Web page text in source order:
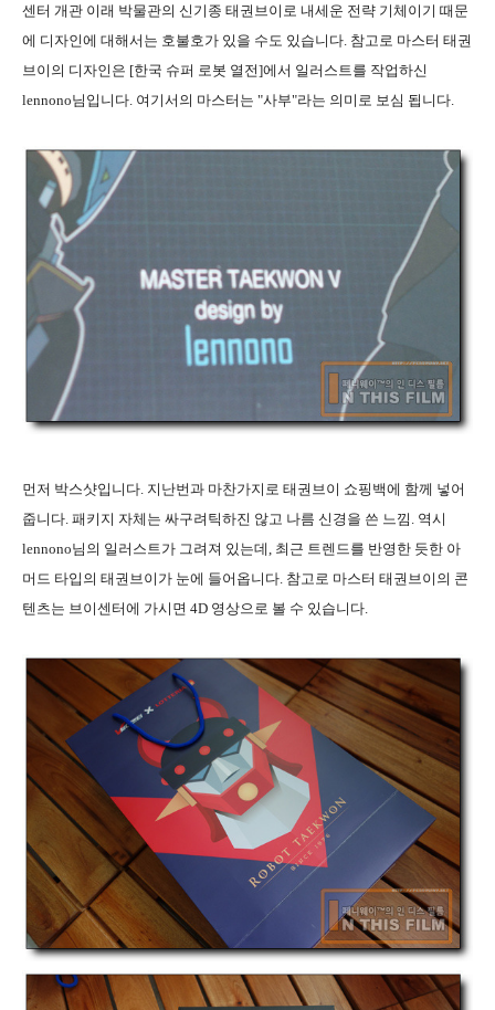
센터 개관 이래 박물관의 신기종 태권브이로 내세운 전략 기체이기 때문
에 디자인에 대해서는 호불호가 있을 수도 있습니다. 참고로 마스터 태권
브이의 디자인은 [한국 슈퍼 로봇 열전]에서 일러스트를 작업하신
lennono님입니다. 여기서의 마스터는 "사부"라는 의미로 보심 됩니다.
먼저 박스샷입니다 지난번과 마찬가지로 태권브이 쇼핑백에 함께 넣어
줍니다 패키지 자체는 싸구려틱하진 않고 나름 신경을 쓴 느낌 역시
lennono님의 일러스트가 그려져 있는데 최근 트렌드를 반영한 듯한 아
머드 타입의 태권브이가 눈에 들어옵니다 참고로 마스터 태권브이의 콘
텐츠는 브이센터에 가시면 4D 영상으로 볼 수 있습니다